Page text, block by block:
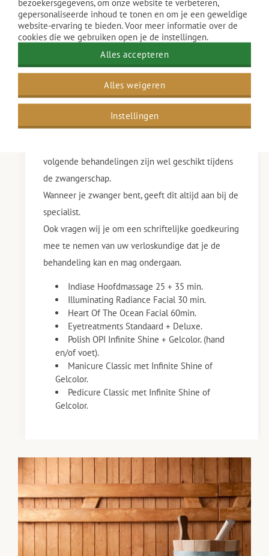
Behandelingen tijdens de
zwangerschap
Wanneer je zwanger bent is het niet mogelijk om
alle massages te ondergaan, onder andere omdat je
volgende behandelingen zijn wel geschikt tijdens
de zwangerschap.
Wanneer je zwanger bent, geeft dit altijd aan bij de
specialist.
Ook vragen wij je om een schriftelijke goedkeuring
mee te nemen van uw verloskundige dat je de
behandeling kan en mag ondergaan.
Indiase Hoofdmassage 25 + 35 min.
Illuminating Radiance Facial 30 min.
Heart Of The Ocean Facial 60min.
Eyetreatments Standaard + Deluxe.
Polish OPI Infinite Shine + Gelcolor. (hand
en/of voet).
Manicure Classic met Infinite Shine of
Gelcolor.
Pedicure Classic met Infinite Shine of
Gelcolor.
gepersonaliseerde inhoud te tonen en om je een geweldige
website-ervaring te bieden. Voor meer informatie over de
cookies die we gebruiken open je de instellingen.
Alles accepteren
Alles weigeren
Instellingen